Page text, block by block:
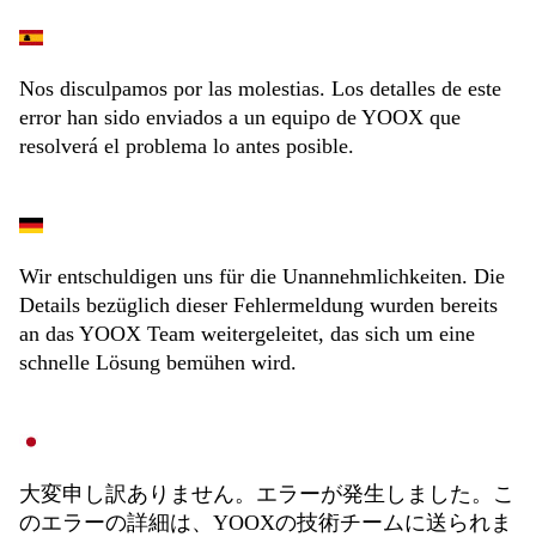
Nos disculpamos por las molestias. Los detalles de este
error han sido enviados a un equipo de YOOX que
resolverá el problema lo antes posible.
Wir entschuldigen uns für die Unannehmlichkeiten. Die
Details bezüglich dieser Fehlermeldung wurden bereits
an das YOOX Team weitergeleitet, das sich um eine
schnelle Lösung bemühen wird.
大変申し訳ありません。エラーが発生しました。こ
のエラーの詳細は、YOOXの技術チームに送られま